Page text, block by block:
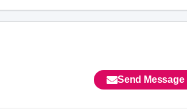
Send Message